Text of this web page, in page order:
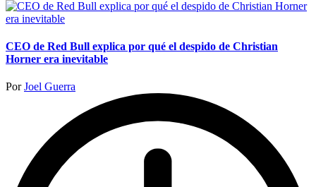
CEO de Red Bull explica por qué el despido de Christian
Horner era inevitable
Publicado
PorJoel Guerra